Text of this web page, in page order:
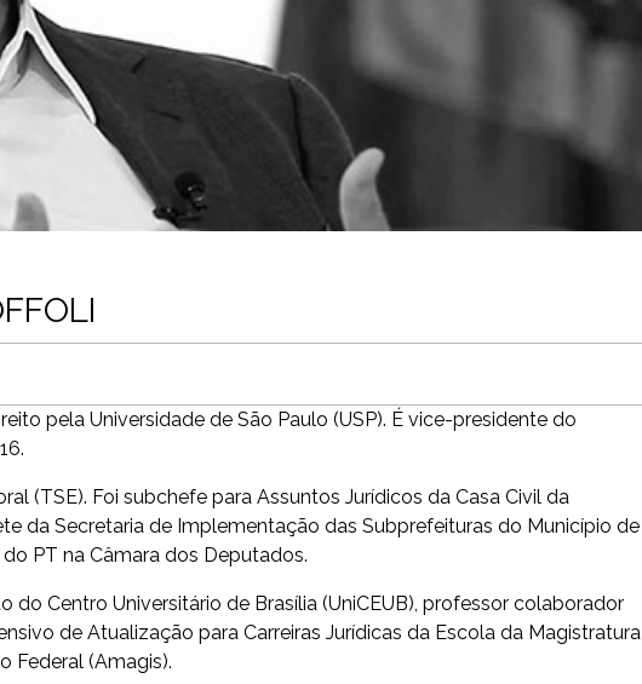
pela Universidade de São Paulo (USP). É vice-presidente do
(TSE). Foi subchefe para Assuntos Jurídicos da Casa Civil da
da Secretaria de Implementação das Subprefeituras do Município de
PT na Câmara dos Deputados.
Centro Universitário de Brasília (UniCEUB), professor colaborador
de Atualização para Carreiras Jurídicas da Escola da Magistratura
Federal (Amagis).